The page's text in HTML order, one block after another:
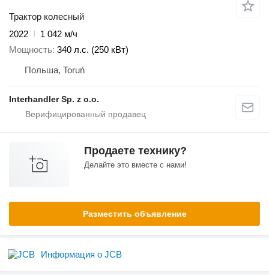
Трактор колесный
2022
1 042 м/ч
Мощность 340 л.с. (250 кВт)
Польша, Toruń
Interhandler Sp. z o.o.
Продаете технику?
Делайте это вместе с нами!
Разместить объявление
Информация о JCB